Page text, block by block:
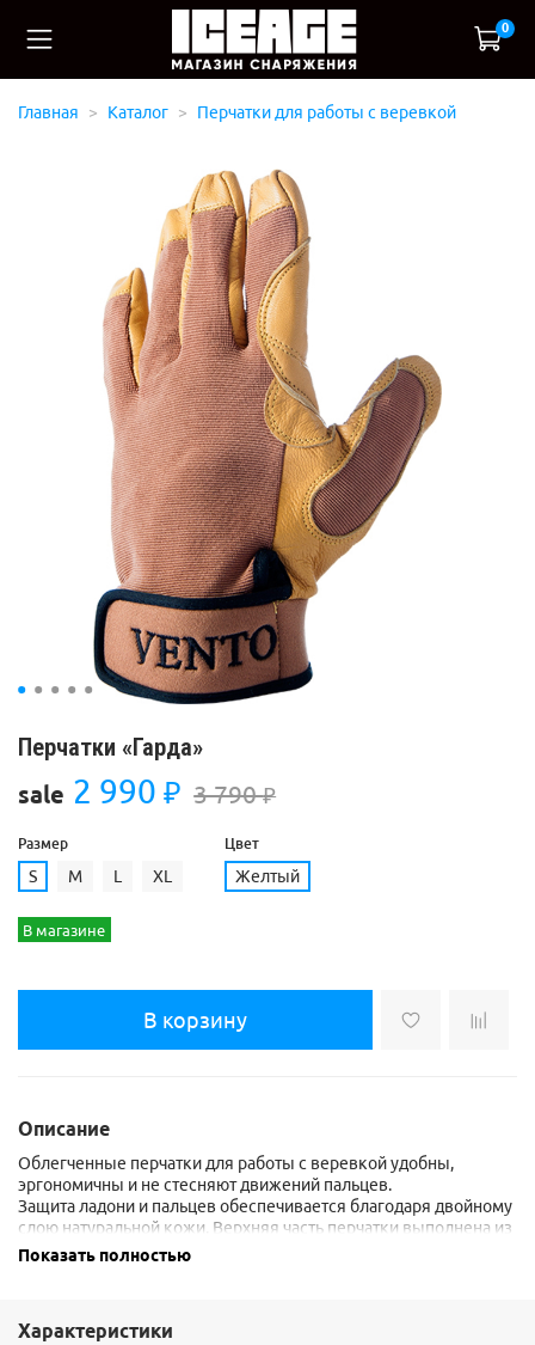
0
Главная Каталог Перчатки для работы с веревкой
Перчатки «Гарда»
sale 2 990 ₽ 3 790₽
Размер
S M L XL
Цвет
Желтый
В магазине
В корзину
Описание
Облегченные перчатки для работы с веревкой удобны,
эргономичны и не стесняют движений пальцев.
Защита ладони и пальцев обеспечивается благодаря двойному
слою натуральной кожи. Верхняя часть перчатки выполнена из
дышащего, эластичного нейлона. Манжеты из тонкого
Показать полностью
Характеристики